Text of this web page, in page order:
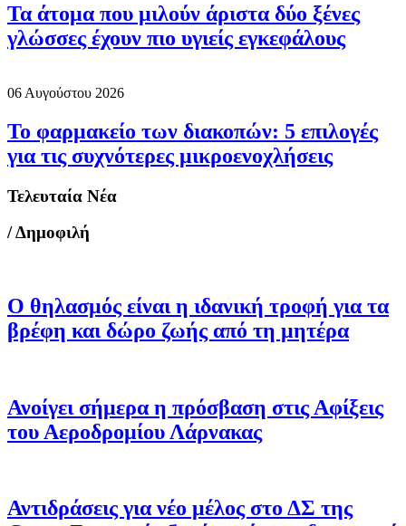
Τα άτομα που μιλούν άριστα δύο ξένες
γλώσσες έχουν πιο υγιείς εγκεφάλους
06 Αυγούστου 2026
Το φαρμακείο των διακοπών: 5 επιλογές
για τις συχνότερες μικροενοχλήσεις
Τελευταία Νέα
/ Δημοφιλή
Ο θηλασμός είναι η ιδανική τροφή για τα
βρέφη και δώρο ζωής από τη μητέρα
Ανοίγει σήμερα η πρόσβαση στις Αφίξεις
του Αεροδρομίου Λάρνακας
Αντιδράσεις για νέο μέλος στο ΔΣ της